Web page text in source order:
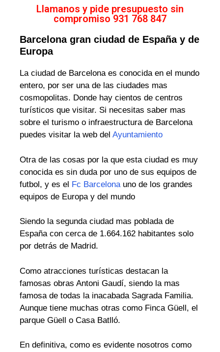
Llamanos y pide presupuesto sin
compromiso 931 768 847
Barcelona gran ciudad de España y de
Europa
La ciudad de Barcelona es conocida en el mundo
entero, por ser una de las ciudades mas
cosmopolitas. Donde hay cientos de centros
turísticos que visitar. Si necesitas saber mas
sobre el turismo o infraestructura de Barcelona
puedes visitar la web del Ayuntamiento
Otra de las cosas por la que esta ciudad es muy
conocida es sin duda por uno de sus equipos de
futbol, y es el Fc Barcelonauno de los grandes
equipos de Europa y del mundo
Siendo la segunda ciudad mas poblada de
España con cerca de 1.664.162 habitantes solo
por detrás de Madrid.
Como atracciones turísticas destacan la
famosas obras Antoni Gaudí, siendo la mas
famosa de todas la inacabada Sagrada Familia.
Aunque tiene muchas otras como Finca Güell, el
parque Güell o Casa Batlló.
En definitiva, como es evidente nosotros como